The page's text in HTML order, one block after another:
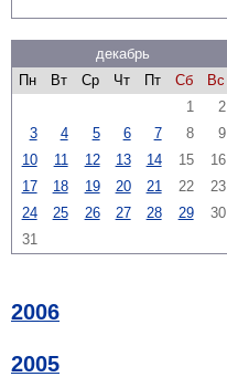
декабрь
Пн
Вт Ср Чт Пт Сб
Вс
1
2
3
4 5 6 7 8
9
10
11 12 13 14 15
16
17
18 19 20 21 22
23
24
25 26 27 28 29
30
31
2006
2005